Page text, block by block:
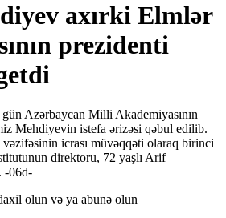
axırki Elmlər
prezidenti
Azərbaycan Milli Akademiyasının
Mehdiyevin istefa ərizəsi qəbul edilib.
icrası müvəqqəti olaraq birinci
direktoru, 72 yaşlı Arif
-06d-
olun və ya abunə olun